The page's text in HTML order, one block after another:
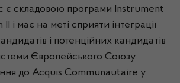
є складовою програми Instrument
і має на меті сприяти інтеграції
і потенційних кандидатів
Європейського Союзу
до Acquis Communautaire у